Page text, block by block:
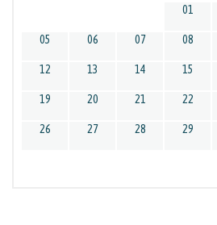
01
05 06 07 08
12 13 14 15
19 20 21 22
26 27 28 29